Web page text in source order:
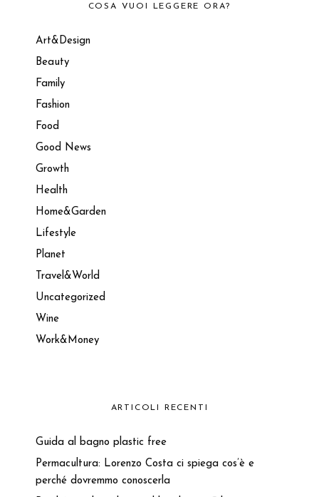
COSA VUOI LEGGERE ORA?
Art&Design
Beauty
Family
Fashion
Food
Good News
Growth
Health
Home&Garden
Lifestyle
Planet
Travel&World
Uncategorized
Wine
Work&Money
ARTICOLI RECENTI
Guida al bagno plastic free
Permacultura: Lorenzo Costa ci spiega cos’è e
perché dovremmo conoscerla